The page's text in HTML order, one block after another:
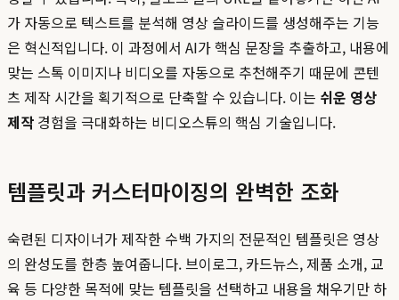
가 자동으로 텍스트를 분석해 영상 슬라이드를 생성해주는 기능
은 혁신적입니다. 이 과정에서 AI가 핵심 문장을 추출하고, 내용에
맞는 스톡 이미지나 비디오를 자동으로 추천해주기 때문에 콘텐
츠 제작 시간을 획기적으로 단축할 수 있습니다. 이는 쉬운 영상
제작 경험을 극대화하는 비디오스튜의 핵심 기술입니다.
템플릿과 커스터마이징의 완벽한 조화
숙련된 디자이너가 제작한 수백 가지의 전문적인 템플릿은 영상
의 완성도를 한층 높여줍니다. 브이로그, 카드뉴스, 제품 소개, 교
육 등 다양한 목적에 맞는 템플릿을 선택하고 내용을 채우기만 하